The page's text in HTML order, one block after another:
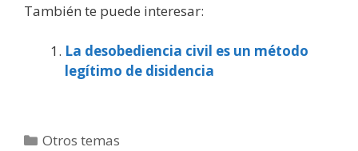
También te puede interesar:
La desobediencia civil es un método
legítimo de disidencia
Categorías
Otros temas